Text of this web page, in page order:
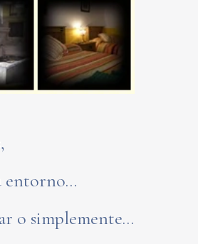
entorno...
o simplemente...